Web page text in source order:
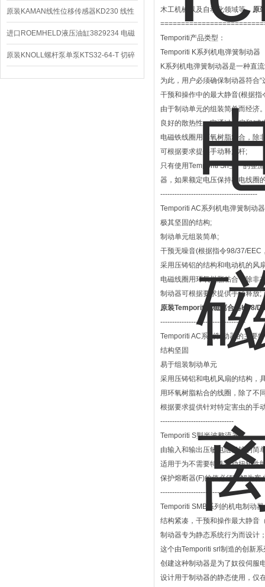
K21R80G4马达
原装KAMAN线性位移传感器KD230 线性
编码器
进口ROEMHELD液压油缸3829234 电磁
阀定位器
原装KNOLL螺杆泵单泵KTS32-64-T 切碎
排屑机
木工机械以及自动化领域等。 原
Temporiti产品类型：
Temporiti K系列机电弹簧制动器
K系列机电弹簧制动器是一种直
为此，用户必须确保制动器符合
干预和操作中的最大静音(根据
由于制动单元的组装简单而经济
良好的散热性。它通过风扇和/
电磁铁线圈用环氧树脂粘合，除
可根据要求提供手动释放杆;
只有使用Temporiti Srl生产的整
器，如果额定电压保持在电线圈
-----------------------------------------
Temporiti AC系列机电弹簧制动器
极其坚固的结构;
制动单元组装简单;
干预无噪音(根据指令98/37/EEC
采用压铸铝的结构和电动机的风
电磁线圈用环氧树脂粘合，除非
制动器可根据要求提供手动释放;
原装Temporiti电磁离合器K08/
------------------------------------
Temporiti AC系列制动器的主要
结构坚固
易于组装制动单元
采用压铸铝和电机风扇的结构，
用环氧树脂粘合的线圈，除了不
根据要求提供针对特定害虫的手
-------------------------------
Temporiti S型半波整流器
由输入和输出压敏电阻保护的简
适用于为不需要特殊制动扭矩性
保护熔断器(F)的值必须理解为
---------------------------------
Temporiti SMB系列的机电制动
结构紧凑，干预和操作最大静音
制动器专为静态系统行为而设计
这个由Temporiti srl制造的创新
创建这种制动器是为了奴役伺服
设计用于制动器的静态使用，仅